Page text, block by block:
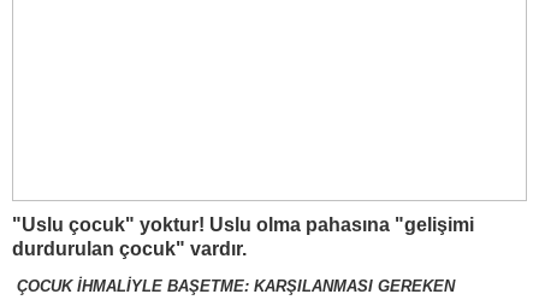
"Uslu çocuk" yoktur! Uslu olma pahasına "gelişimi
durdurulan çocuk" vardır.
ÇOCUK İHMALİYLE BAŞETME: KARŞILANMASI GEREKEN